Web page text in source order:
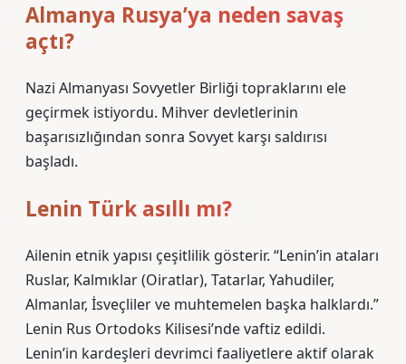
Almanya Rusya’ya neden savaş
açtı?
Nazi Almanyası Sovyetler Birliği topraklarını ele
geçirmek istiyordu. Mihver devletlerinin
başarısızlığından sonra Sovyet karşı saldırısı
başladı.
Lenin Türk asıllı mı?
Ailenin etnik yapısı çeşitlilik gösterir. “Lenin’in ataları
Ruslar, Kalmıklar (Oiratlar), Tatarlar, Yahudiler,
Almanlar, İsveçliler ve muhtemelen başka halklardı.”
Lenin Rus Ortodoks Kilisesi’nde vaftiz edildi.
Lenin’in kardeşleri devrimci faaliyetlere aktif olarak